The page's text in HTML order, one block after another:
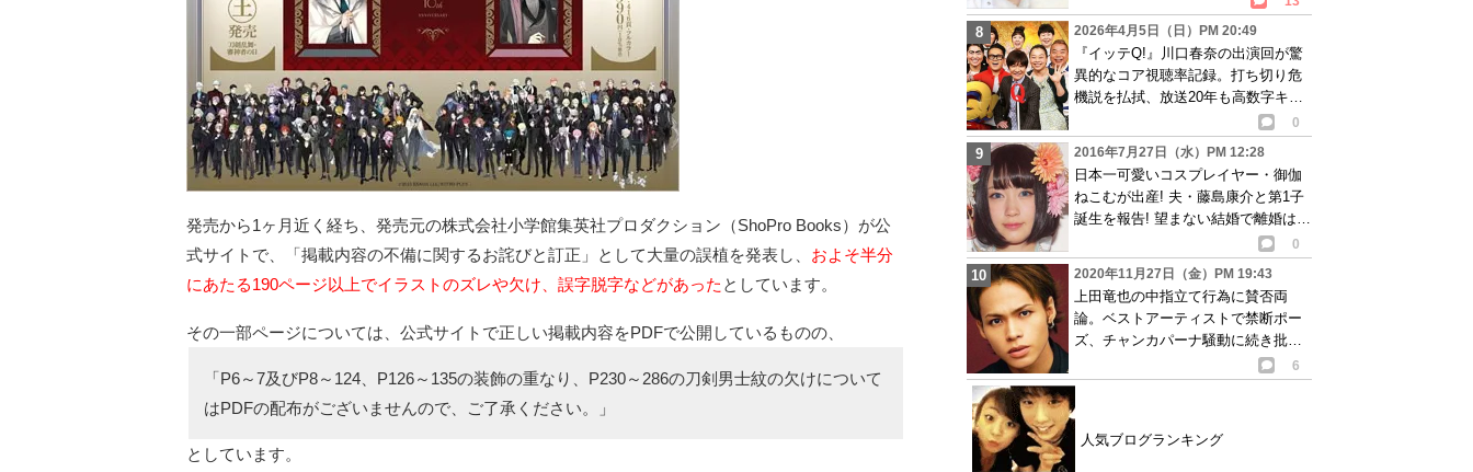
発売から1ヶ月近く経ち、発売元の株式会社小学館集英社プロダクション（ShoPro Books）が公
式サイトで、「掲載内容の不備に関するお詫びと訂正」として大量の誤植を発表し、 およそ半分
にあたる190ページ以上でイラストのズレや欠け、誤字脱字などがあった としています。
その一部ページについては、公式サイトで正しい掲載内容をPDFで公開しているものの、
「P6～7及びP8～124、P126～135の装飾の重なり、P230～286の刀剣男士紋の欠けについて
はPDFの配布がございませんので、ご了承ください。」
としています。
2026年4月5日（日）PM 20:49
『イッテQ!』川口春奈の出演回が驚
異的なコア視聴率記録。打ち切り危
機説を払拭、放送20年も高数字キー
0
2016年7月27日（水）PM 12:28
日本一可愛いコスプレイヤー・御伽
ねこむが出産! 夫・藤島康介と第1子
誕生を報告! 望まない結婚で離婚は秒
0
2020年11月27日（金）PM 19:43
上田竜也の中指立て行為に賛否両
論。ベストアーティストで禁断ポー
ズ、チャンカパーナ騒動に続き批判
6
人気ブログランキング